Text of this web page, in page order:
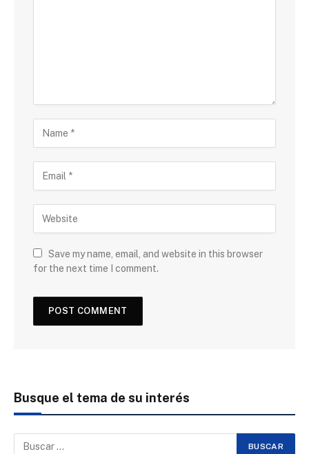
Save my name, email, and website in this browser
for the next time I comment.
Busque el tema de su interés